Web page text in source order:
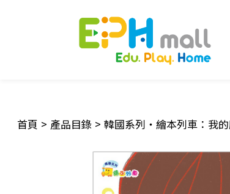
首頁 > 產品目錄 > 韓國系列‧繪本列車：我